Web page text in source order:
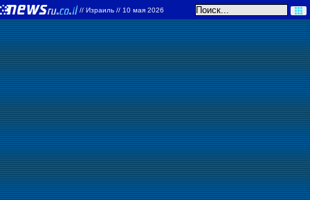
// Израиль // 10 мая 2026